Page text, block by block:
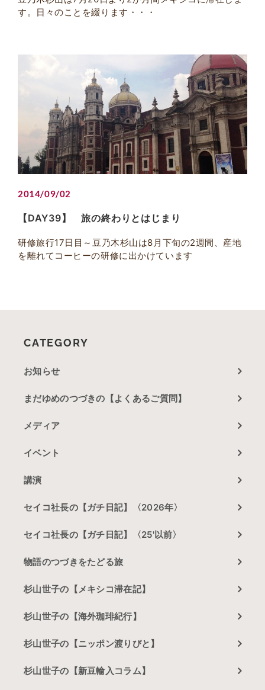
す。日々のことを綴ります・・・
2014/09/02
【DAY39】 旅の終わりとはじまり
研修旅行17日目～豆乃木杉山は8月下旬の2週間、産地
を離れてコーヒーの研修に出かけています
CATEGORY
お知らせ
まだゆめのつづきの【よくあるご質問】
メディア
イベント
講演
セイコ社長の【ガチ日記】〈2026年〉
セイコ社長の【ガチ日記】〈25'以前〉
物語のつづきをたどる旅
杉山世子の【メキシコ滞在記】
杉山世子の【海外珈琲紀行】
杉山世子の【ニッポン渡りびと】
杉山世子の【新豆輸入コラム】